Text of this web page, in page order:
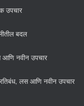
उपचार
बदल
आणि नवीन उपचार
लस आणि नवीन उपचार